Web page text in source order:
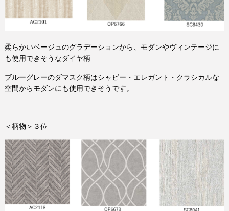
柔らかいベージュのグラデーションから、モダンやヴィンテージに
も使用できそうなダイヤ柄
ブルーグレーのダマスク柄はシャビー・エレガント・クラシカルな
空間からモダンにも使用できそうです。
＜柄物＞３位